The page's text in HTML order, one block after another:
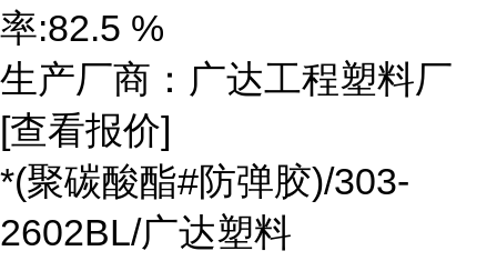
率:82.5 %
生产厂商：广达工程塑料厂
[查看报价]
*(聚碳酸酯#防弹胶)/303-
2602BL/广达塑料